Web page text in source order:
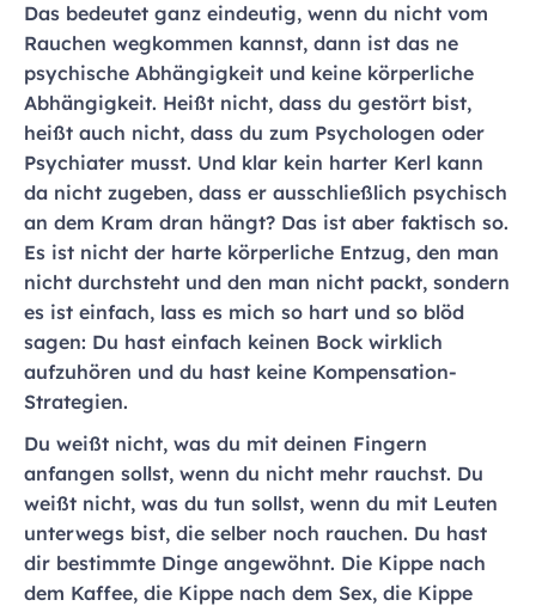
Das bedeutet ganz eindeutig, wenn du nicht vom
Rauchen wegkommen kannst, dann ist das ne
psychische Abhängigkeit und keine körperliche
Abhängigkeit. Heißt nicht, dass du gestört bist,
heißt auch nicht, dass du zum Psychologen oder
Psychiater musst. Und klar kein harter Kerl kann
da nicht zugeben, dass er ausschließlich psychisch
an dem Kram dran hängt? Das ist aber faktisch so.
Es ist nicht der harte körperliche Entzug, den man
nicht durchsteht und den man nicht packt, sondern
es ist einfach, lass es mich so hart und so blöd
sagen: Du hast einfach keinen Bock wirklich
aufzuhören und du hast keine Kompensation-
Strategien.
Du weißt nicht, was du mit deinen Fingern
anfangen sollst, wenn du nicht mehr rauchst. Du
weißt nicht, was du tun sollst, wenn du mit Leuten
unterwegs bist, die selber noch rauchen. Du hast
dir bestimmte Dinge angewöhnt. Die Kippe nach
dem Kaffee, die Kippe nach dem Sex, die Kippe